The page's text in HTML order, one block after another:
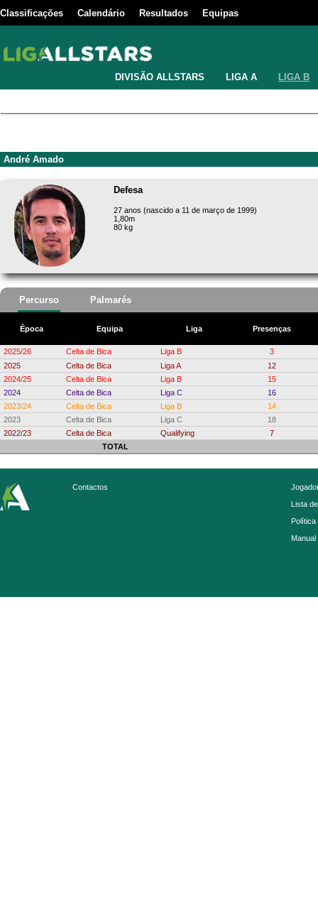
Classificações Calendário Resultados Equipas
DIVISÃO ALLSTARS LIGA A LIGA B
André Amado
Defesa
27 anos (nascido a 11 de março de 1999)
1,80m
80 kg
Percurso Palmarés
Época Equipa Liga Presenças
2025/26 Celta de Bica Liga B
3
2025
Celta de Bica Liga A
12
2024/25
Celta de Bica Liga B
15
2024
Celta de Bica Liga C
16
2023/24
Celta de Bica Liga B
14
2023
Celta de Bica Liga C
18
2022/23
Celta de Bica Qualifying
7
TOTAL
Contactos
Lista